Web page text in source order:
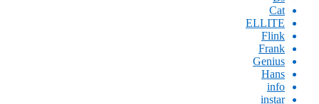
Cat
ELLITE
Flink
Frank
Genius
Hans
info
instar